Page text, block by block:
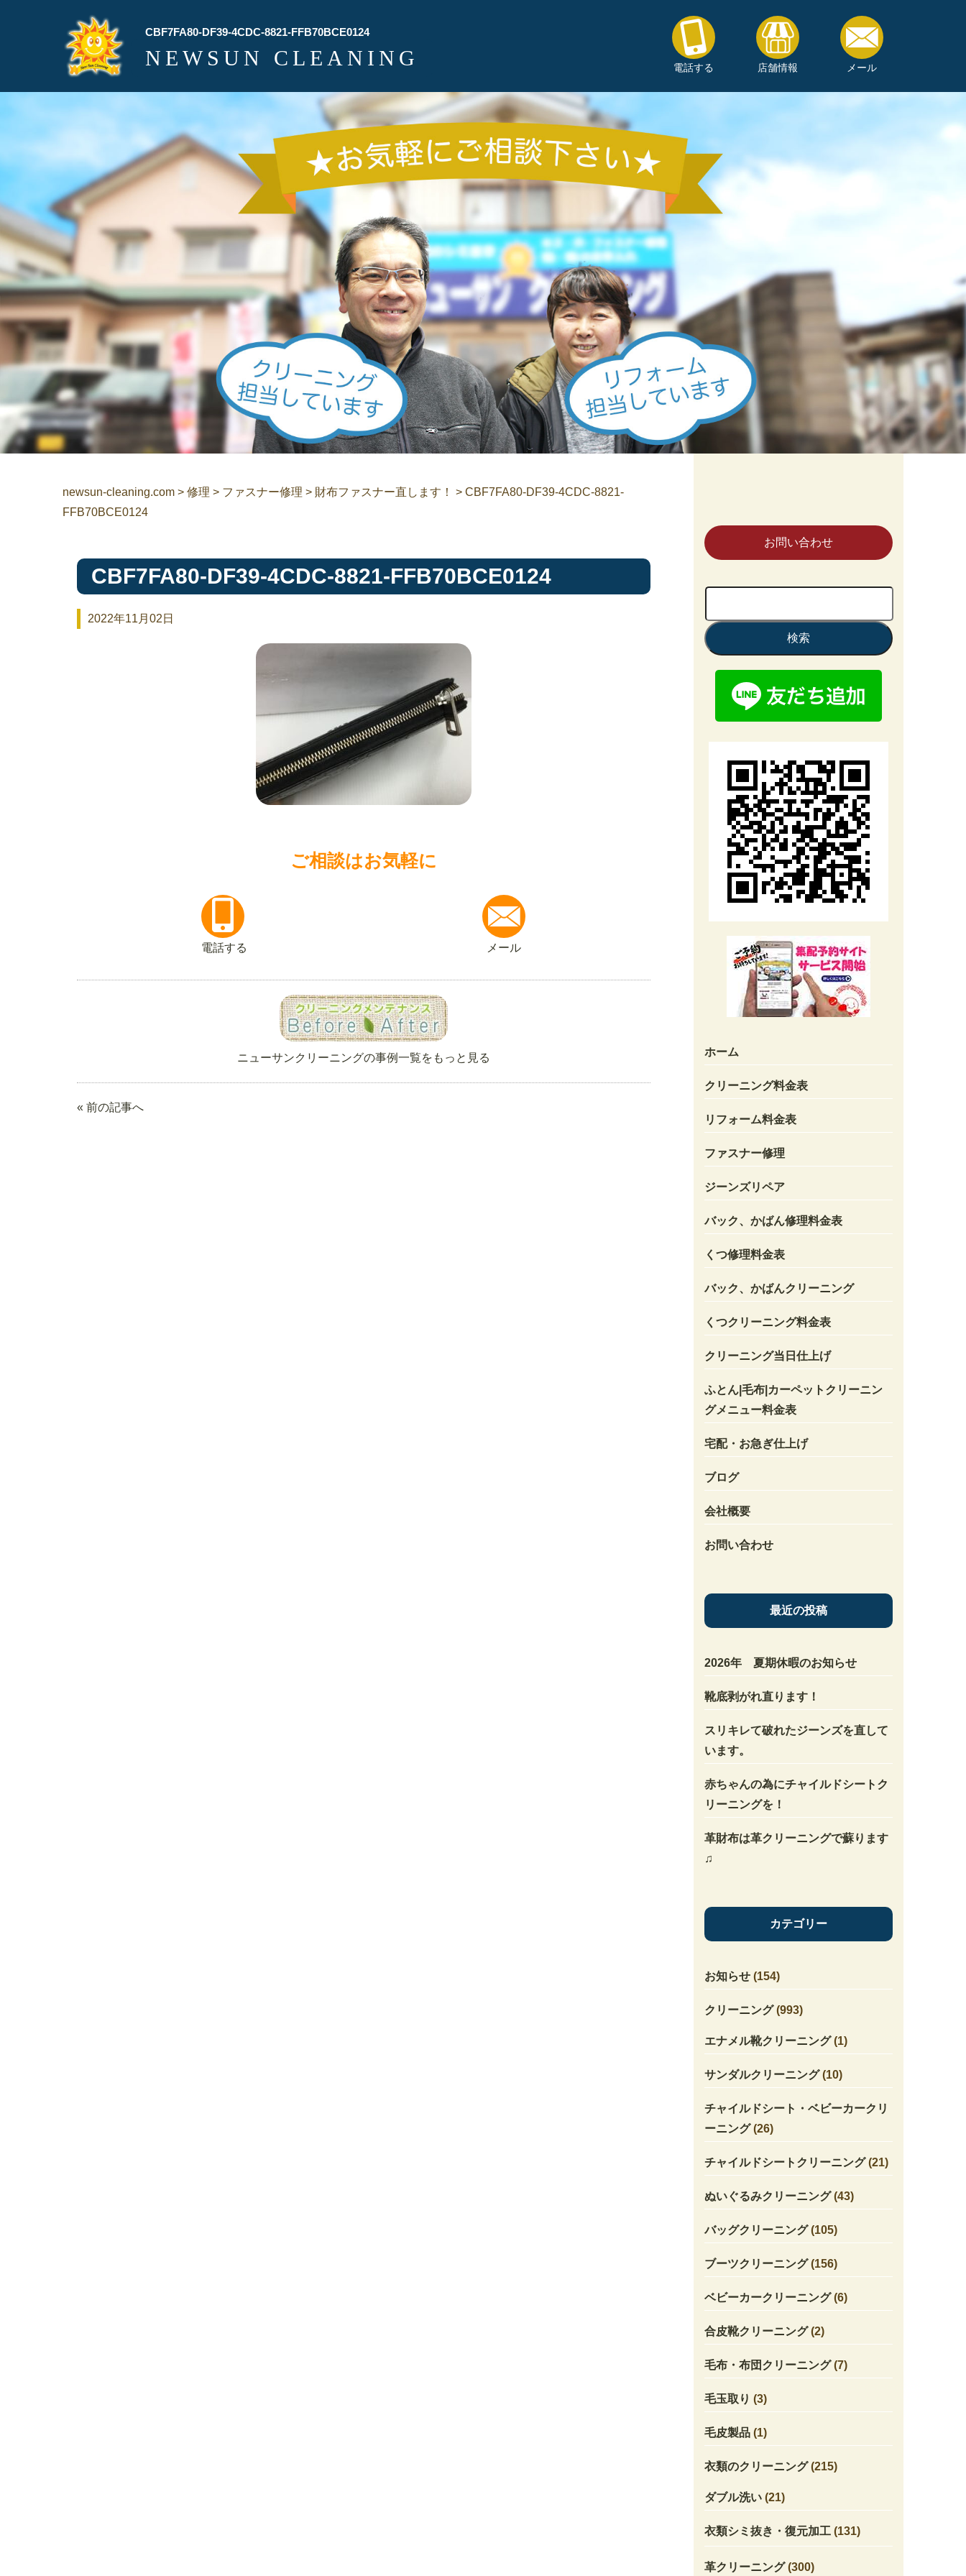
CBF7FA80-DF39-4CDC-8821-FFB70BCE0124
NEWSUN CLEANING 電話する 店舗情報 メール
お問い合わせ
索:
ホーム
クリーニング料金表
リフォーム料金表
ファスナー修理
ジーンズリペア
バック、かばん修理料金表
くつ修理料金表
バック、かばんクリーニング
くつクリーニング料金表
クリーニング当日仕上げ
ふとん|毛布|カーペットクリーニン
グメニュー料金表
宅配・お急ぎ仕上げ
ブログ
会社概要
お問い合わせ
最近の投稿
2026年 夏期休暇のお知らせ
靴底剥がれ直ります！
スリキレて破れたジーンズを直して
います。
赤ちゃんの為にチャイルドシートク
リーニングを！
革財布は革クリーニングで蘇ります
♫
カテゴリー
お知らせ(154)
クリーニング(993)
エナメル靴クリーニング(1)
サンダルクリーニング(10)
チャイルドシート・ベビーカークリ
ーニング(26)
チャイルドシートクリーニング(21)
ぬいぐるみクリーニング(43)
バッグクリーニング(105)
ブーツクリーニング(156)
ベビーカークリーニング(6)
合皮靴クリーニング(2)
毛布・布団クリーニング(7)
毛玉取り (3)
毛皮製品(1)
衣類のクリーニング(215)
ダブル洗い(21)
衣類シミ抜き・復元加工(131)
革クリーニング(300)
newsun-cleaning.com > 修理 > ファスナー修理 > 財布ファスナー直します！ > CBF7FA80-DF39-4CDC-8821-
FFB70BCE0124
CBF7FA80-DF39-4CDC-8821-FFB70BCE0124
2022年11月02日
ご相談はお気軽に
電話する メール
ニューサンクリーニングの事例一覧をもっと見る
« 前の記事へ